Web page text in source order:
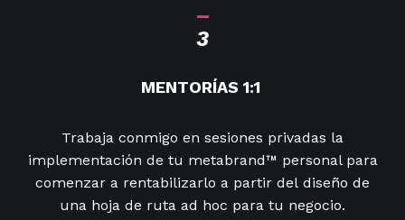
3
MENTORÍAS 1:1
Trabaja conmigo en sesiones privadas la
implementación de tu metabrand™ personal para
comenzar a rentabilizarlo a partir del diseño de
una hoja de ruta ad hoc para tu negocio.